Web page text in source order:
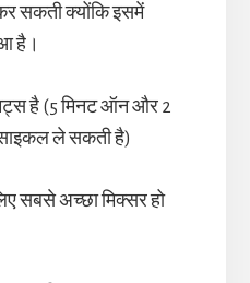
सकती क्योंकि इसमें
है।
है (5 मिनट ऑन और 2
ले सकती है)
सबसे अच्छा मिक्सर हो